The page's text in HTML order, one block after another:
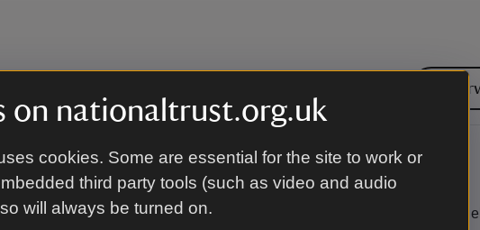
on nationaltrust.org.uk
cookies. Some are essential for the site to work or
third party tools (such as video and audio
will always be turned on.
Ar fws
Llwybr Amlwch i Gaergybi yn stopio yn